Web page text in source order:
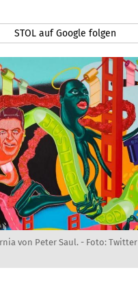
STOL auf Google folgen
von Peter Saul. - Foto: Twitter